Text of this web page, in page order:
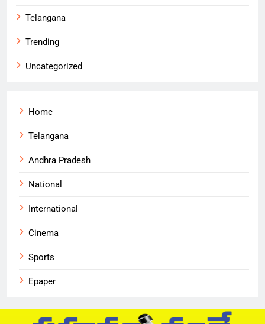
Telangana
Trending
Uncategorized
Home
Telangana
Andhra Pradesh
National
International
Cinema
Sports
Epaper